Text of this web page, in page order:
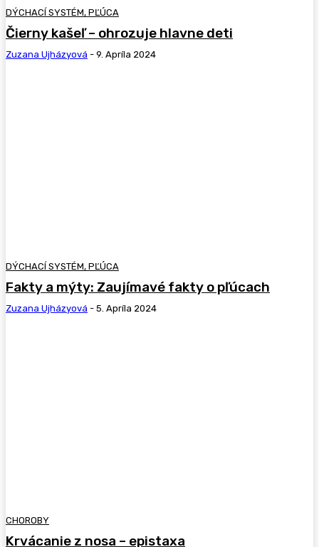
DÝCHACÍ SYSTÉM, PĽÚCA
Čierny kašeľ – ohrozuje hlavne deti
Zuzana Ujházyová - 9. Apríla 2024
DÝCHACÍ SYSTÉM, PĽÚCA
Fakty a mýty: Zaujímavé fakty o pľúcach
Zuzana Ujházyová - 5. Apríla 2024
CHOROBY
Krvácanie z nosa – epistaxa